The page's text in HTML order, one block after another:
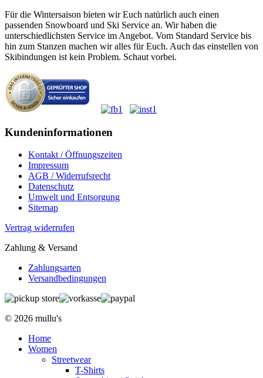
Für die Wintersaison bieten wir Euch natürlich auch einen
passenden Snowboard und Ski Service an. Wir haben die
unterschiedlichsten Service im Angebot. Vom Standard Service bis
hin zum Stanzen machen wir alles für Euch. Auch das einstellen von
Skibindungen ist kein Problem. Schaut vorbei.
Kundeninformationen
Kontakt / Öffnungszeiten
Impressum
AGB / Widerrufsrecht
Datenschutz
Umwelt und Entsorgung
Sitemap
Vertrag widerrufen
Zahlung & Versand
Zahlungsarten
Versandbedingungen
© 2026 mullu's
Home
Women
Streetwear
T-Shirts